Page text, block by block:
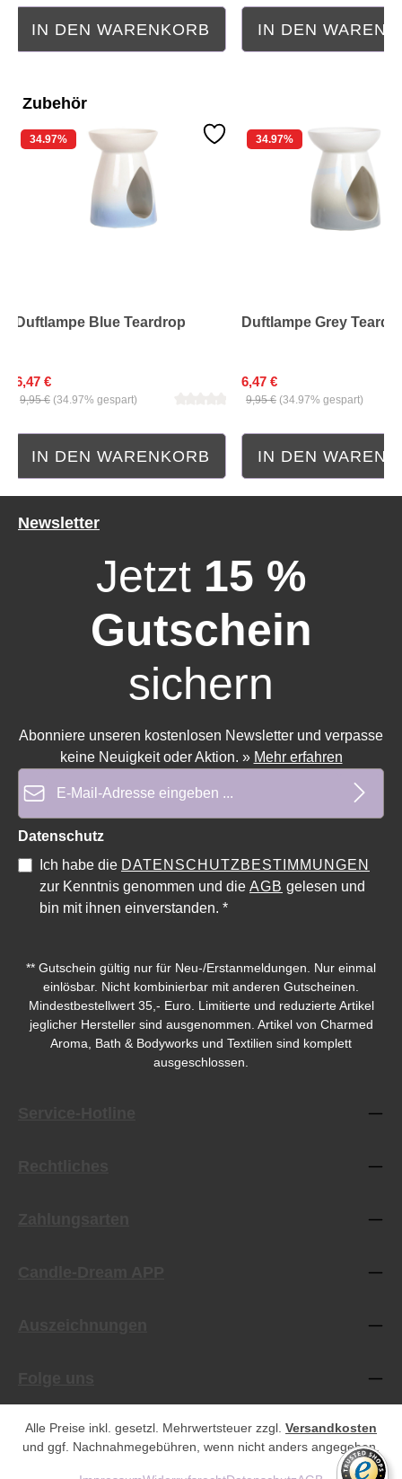
Durchschnittliche Bewertung von 5 von 5 Sternen
IN DEN WARENKORB
Durchschnittliche
IN DEN
Zubehör
34.97%
Duftlampe Blue Teardrop
6,47 €
9,95 € (34.97% gespart)
Durchschnittliche Bewertung von 0 von 5 Sternen
IN DEN WARENKORB
34.97%
Duftlampe Grey
6,47 €
9,95 € (34.97% gespart)
Durchschnittliche
IN DEN
Newsletter
Jetzt 15 %
Gutschein
sichern
Abonniere unseren kostenlosen Newsletter und verpasse
keine Neuigkeit oder Aktion. » Mehr erfahren
Datenschutz
Ich habe die DATENSCHUTZBESTIMMUNGEN
zur Kenntnis genommen und die AGB gelesen und
bin mit ihnen einverstanden. *
** Gutschein gültig nur für Neu-/Erstanmeldungen. Nur einmal
einlösbar. Nicht kombinierbar mit anderen Gutscheinen.
Mindestbestellwert 35,- Euro. Limitierte und reduzierte Artikel
jeglicher Hersteller sind ausgenommen. Artikel von Charmed
Aroma, Bath & Bodyworks und Textilien sind komplett
ausgeschlossen.
Alle Preise inkl. gesetzl. Mehrwertsteuer zzgl. Versandkosten
und ggf. Nachnahmegebühren, wenn nicht anders angegeben.